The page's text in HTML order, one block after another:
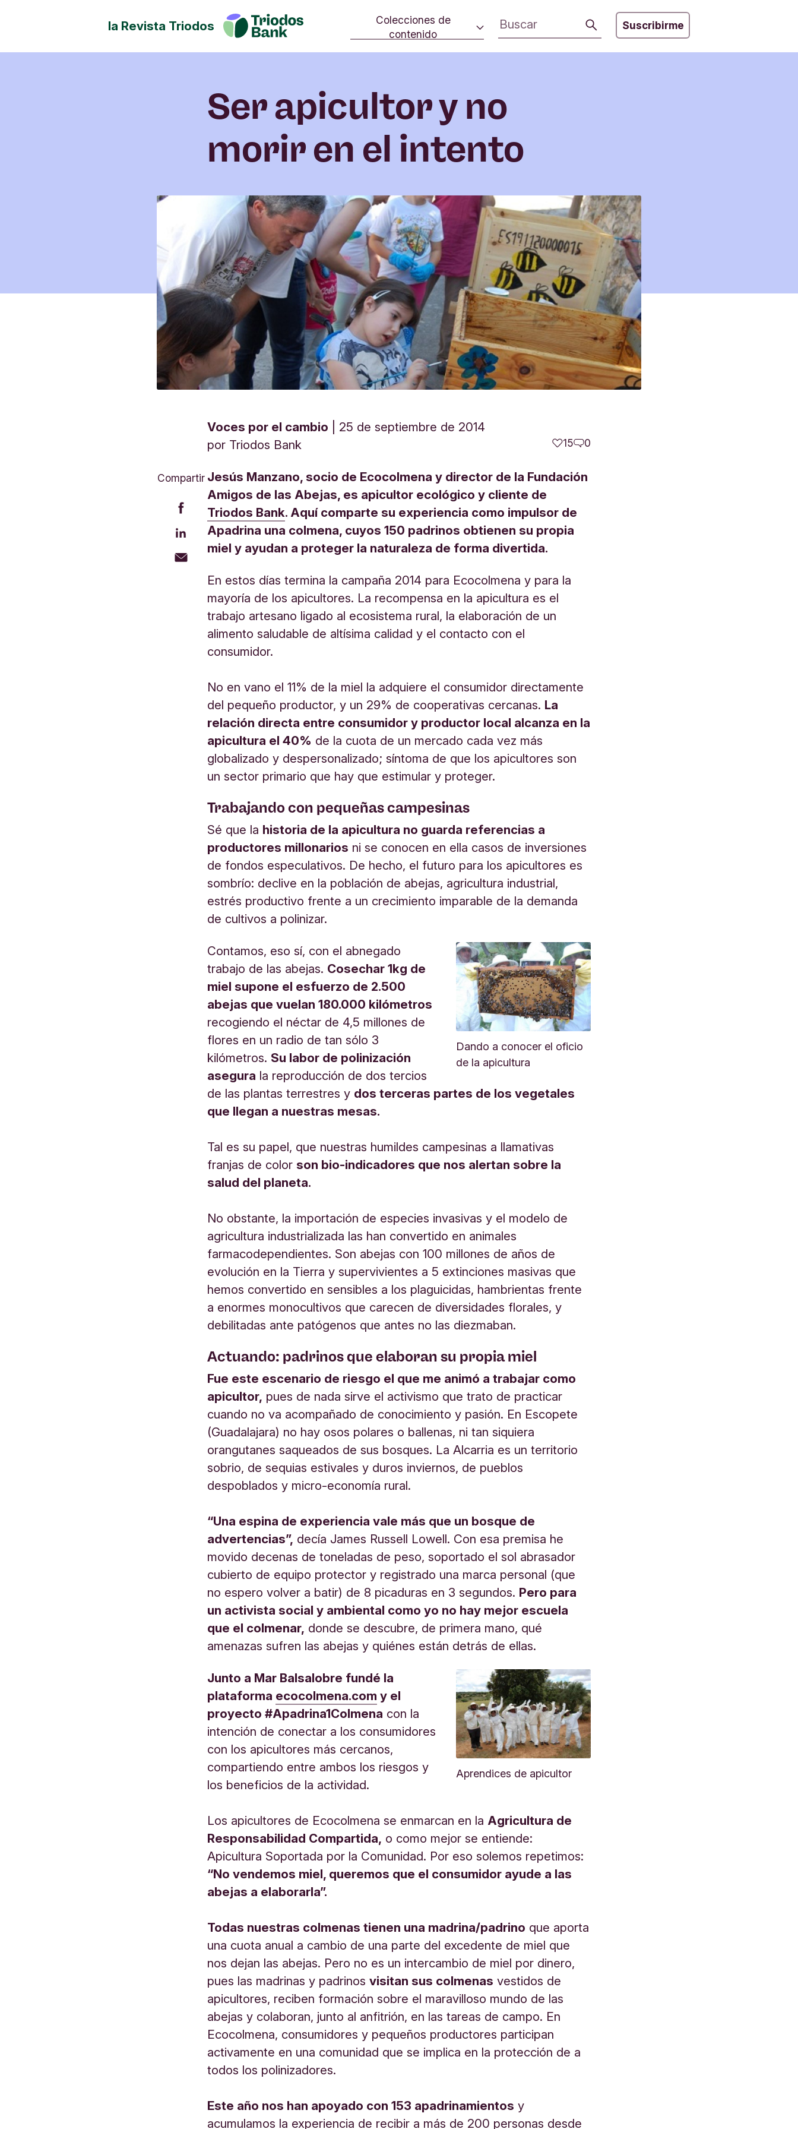
la Revista Triodos
Colecciones de
contenido
Buscar Suscribirme
Tu dinero tiene potencial de cambio.
Consumo consciente
Iniciativas sociales
Inversión de impacto
Ser apicultor y no
morir en el intento
Voces por el cambio
25 de septiembre de 2014
por Triodos Bank 15 0
Compartir Jesús Manzano, socio de Ecocolmena y director de la Fundación
Amigos de las Abejas, es apicultor ecológico y cliente de
Triodos Bank. Aquí comparte su experiencia como impulsor de
Apadrina una colmena, cuyos 150 padrinos obtienen su propia
miel y ayudan a proteger la naturaleza de forma divertida.
En estos días termina la campaña 2014 para Ecocolmena y para la
mayoría de los apicultores. La recompensa en la apicultura es el
trabajo artesano ligado al ecosistema rural, la elaboración de un
alimento saludable de altísima calidad y el contacto con el
consumidor.
No en vano el 11% de la miel la adquiere el consumidor directamente
del pequeño productor, y un 29% de cooperativas cercanas. La
relación directa entre consumidor y productor local alcanza en la
apicultura el 40% de la cuota de un mercado cada vez más
globalizado y despersonalizado; síntoma de que los apicultores son
un sector primario que hay que estimular y proteger.
Trabajando con pequeñas campesinas
Sé que la historia de la apicultura no guarda referencias a
productores millonarios ni se conocen en ella casos de inversiones
de fondos especulativos. De hecho, el futuro para los apicultores es
sombrío: declive en la población de abejas, agricultura industrial,
estrés productivo frente a un crecimiento imparable de la demanda
de cultivos a polinizar.
Dando a conocer el oficio
de la apicultura
Contamos, eso sí, con el abnegado
trabajo de las abejas. Cosechar 1kg de
miel supone el esfuerzo de 2.500
abejas que vuelan 180.000 kilómetros
recogiendo el néctar de 4,5 millones de
flores en un radio de tan sólo 3
kilómetros. Su labor de polinización
asegura la reproducción de dos tercios
de las plantas terrestres y dos terceras partes de los vegetales
que llegan a nuestras mesas.
Tal es su papel, que nuestras humildes campesinas a llamativas
franjas de colorson bio-indicadores que nos alertan sobre la
salud del planeta.
No obstante, la importación de especies invasivas y el modelo de
agricultura industrializada las han convertido en animales
farmacodependientes. Son abejas con 100 millones de años de
evolución en la Tierra y supervivientes a 5 extinciones masivas que
hemos convertido en sensibles a los plaguicidas, hambrientas frente
a enormes monocultivos que carecen de diversidades florales, y
debilitadas ante patógenos que antes no las diezmaban.
Actuando: padrinos que elaboran su propia miel
Fue este escenario de riesgo el que me animó a trabajar como
apicultor, pues de nada sirve el activismo que trato de practicar
cuando no va acompañado de conocimiento y pasión. En Escopete
(Guadalajara) no hay osos polares o ballenas, ni tan siquiera
orangutanes saqueados de sus bosques. La Alcarria es un territorio
sobrio, de sequias estivales y duros inviernos, de pueblos
despoblados y micro-economía rural.
“Una espina de experiencia vale más que un bosque de
advertencias”, decía James Russell Lowell. Con esa premisa he
movido decenas de toneladas de peso, soportado el sol abrasador
cubierto de equipo protector y registrado una marca personal (que
no espero volver a batir) de 8 picaduras en 3 segundos. Pero para
un activista social y ambiental como yo no hay mejor escuela
que el colmenar, donde se descubre, de primera mano, qué
amenazas sufren las abejas y quiénes están detrás de ellas.
Aprendices de apicultor
Junto a Mar Balsalobre fundé la
plataforma ecocolmena.com y el
proyecto #Apadrina1Colmena con la
intención de conectar a los consumidores
con los apicultores más cercanos,
compartiendo entre ambos los riesgos y
los beneficios de la actividad.
Los apicultores de Ecocolmena se enmarcan en la Agricultura de
Responsabilidad Compartida, o como mejor se entiende:
Apicultura Soportada por la Comunidad. Por eso solemos repetimos:
“No vendemos miel, queremos que el consumidor ayude a las
abejas a elaborarla”.
Todas nuestras colmenas tienen una madrina/padrino que aporta
una cuota anual a cambio de una parte del excedente de miel que
nos dejan las abejas. Pero no es un intercambio de miel por dinero,
pues las madrinas y padrinosvisitan sus colmenas vestidos de
apicultores, reciben formación sobre el maravilloso mundo de las
abejas y colaboran, junto al anfitrión, en las tareas de campo. En
Ecocolmena, consumidores y pequeños productores participan
activamente en una comunidad que se implica en la protección de a
todos los polinizadores.
Este año nos han apoyado con 153 apadrinamientos y
acumulamos la experiencia de recibir a más de 200 personas desde